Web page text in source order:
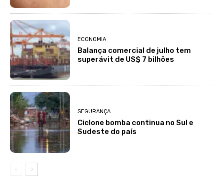
ECONOMIA
Balança comercial de julho tem
superávit de US$ 7 bilhões
SEGURANÇA
Ciclone bomba continua no Sul e
Sudeste do país